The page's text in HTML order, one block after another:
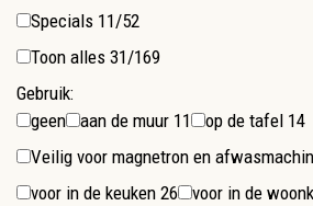
Specials 11/52
Toon alles 31/169
Gebruik:
geen
aan de muur 11 op de tafel 14
Veilig voor magnetron en
voor in de keuken 26 voor in de